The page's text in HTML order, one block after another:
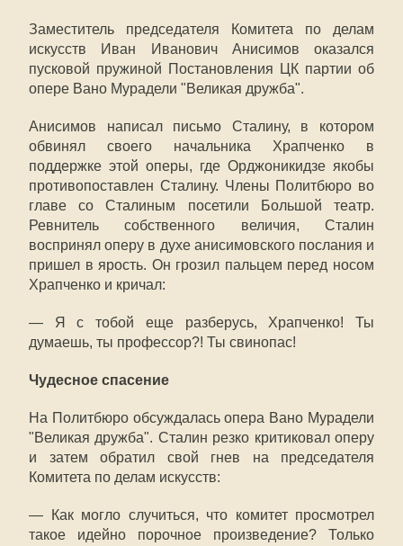
Заместитель председателя Комитета по делам
искусств Иван Иванович Анисимов оказался
пусковой пружиной Постановления ЦК партии об
опере Вано Мурадели "Великая дружба".
Анисимов написал письмо Сталину, в котором
обвинял своего начальника Храпченко в
поддержке этой оперы, где Орджоникидзе якобы
противопоставлен Сталину. Члены Политбюро во
главе со Сталиным посетили Большой театр.
Ревнитель собственного величия, Сталин
воспринял оперу в духе анисимовского послания и
пришел в ярость. Он грозил пальцем перед носом
Храпченко и кричал:
— Я с тобой еще разберусь, Храпченко! Ты
думаешь, ты профессор?! Ты свинопас!
Чудесное спасение
На Политбюро обсуждалась опера Вано Мурадели
"Великая дружба". Сталин резко критиковал оперу
и затем обратил свой гнев на председателя
Комитета по делам искусств:
— Как могло случиться, что комитет просмотрел
такое идейно порочное произведение? Только